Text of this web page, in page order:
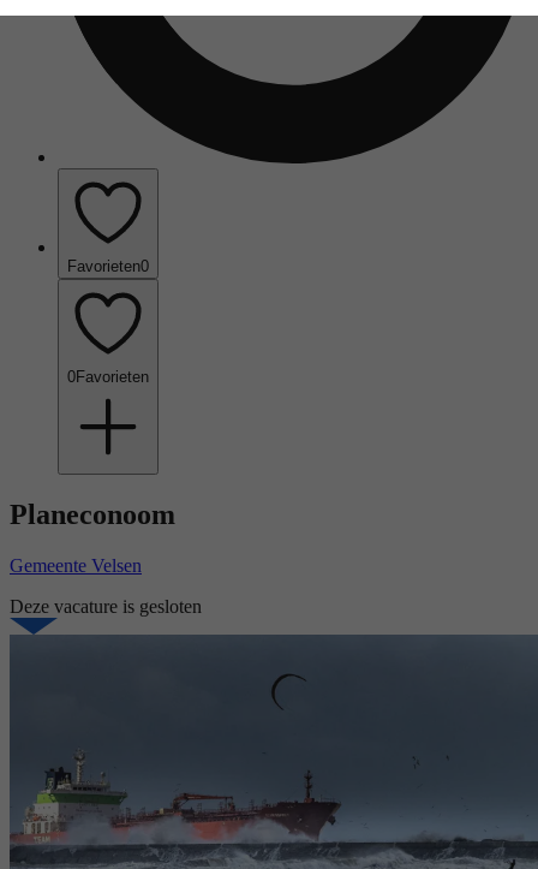
Favorieten0
0Favorieten
Planeconoom
Gemeente Velsen
Deze vacature is gesloten